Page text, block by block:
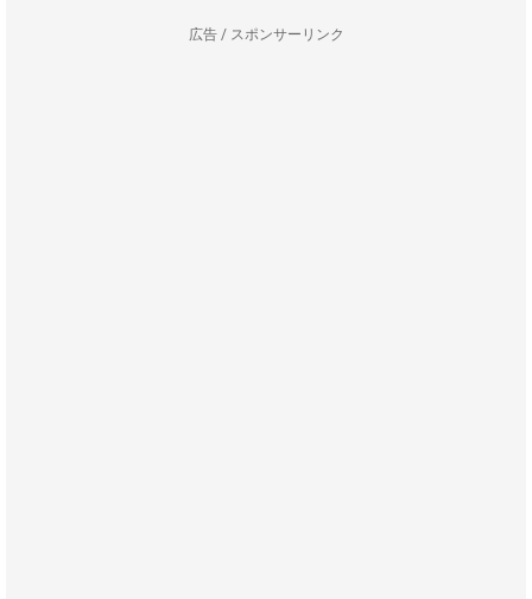
広告 / スポンサーリンク